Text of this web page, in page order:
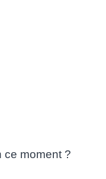
ce moment ?